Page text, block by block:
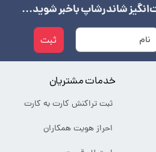
ثبت
شاندرشاپ باخبر شوید...
خدمات مشتریان
ثبت تراکنش کارت به کارت
احراز هویت همکاران